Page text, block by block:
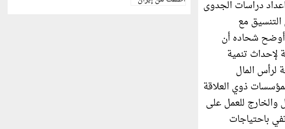
دراسات الجدوى
التنسيق مع
أوضح شحاده أن
لإحداث تنمية
لرأس المال
ذوي العلاقة
والخارج للعمل على
باحتياجات